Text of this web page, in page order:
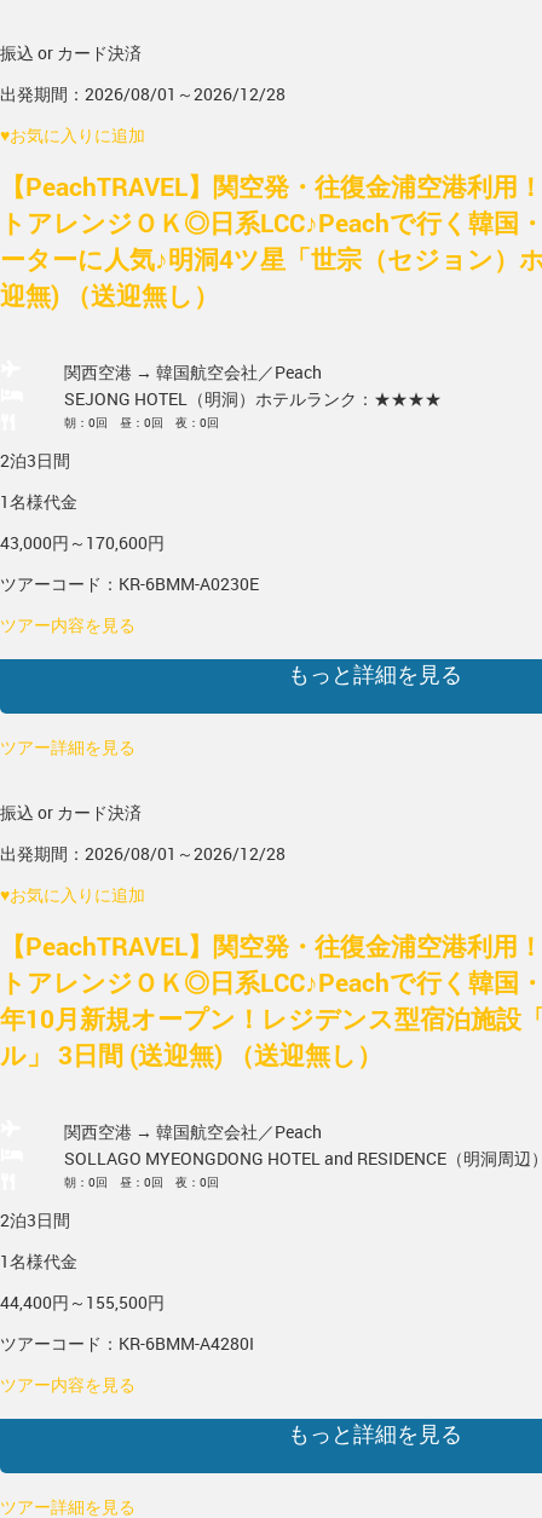
振込 or カード決済
出発期間：2026/08/01～2026/12/28
♥お気に入りに追加
【PeachTRAVEL】関空発・往復金浦空港利用
トアレンジＯＫ◎日系LCC♪Peachで行く韓国
ーターに人気♪明洞4ツ星「世宗（セジョン）
迎無) （送迎無し）
関西空港 → 韓国航空会社／Peach
SEJONG HOTEL（明洞） ホテルランク：★★★★
朝：0回 昼：0回 夜：0回
2泊3日間
1名様代金
43,000円～170,600円
ツアーコード：KR-6BMM-A0230E
ツアー内容を見る
もっと詳細を見る
ツアー詳細を見る
振込 or カード決済
出発期間：2026/08/01～2026/12/28
♥お気に入りに追加
【PeachTRAVEL】関空発・往復金浦空港利用
トアレンジＯＫ◎日系LCC♪Peachで行く韓国
年10月新規オープン！レジデンス型宿泊施設
ル」 3日間 (送迎無) （送迎無し）
関西空港 → 韓国航空会社／Peach
SOLLAGO MYEONGDONG HOTEL and RESIDENCE（明洞周辺
朝：0回 昼：0回 夜：0回
2泊3日間
1名様代金
44,400円～155,500円
ツアーコード：KR-6BMM-A4280I
ツアー内容を見る
もっと詳細を見る
ツアー詳細を見る